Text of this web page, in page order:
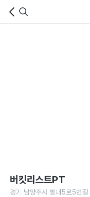
버킷리스트PT
경기 남양주시 별내5로5번